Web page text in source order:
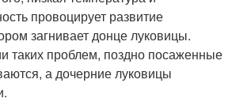
провоцирует развитие
загнивает донце луковицы.
таких проблем, поздно посаженные
а дочерние луковицы